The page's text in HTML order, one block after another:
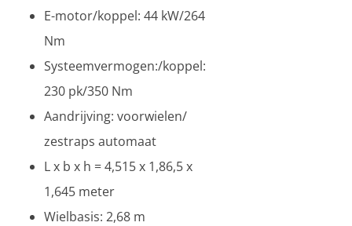
E-motor/koppel: 44 kW/264
Nm
Systeemvermogen:/koppel:
230 pk/350 Nm
Aandrijving: voorwielen/
zestraps automaat
L x b x h = 4,515 x 1,86,5 x
1,645 meter
Wielbasis: 2,68 m